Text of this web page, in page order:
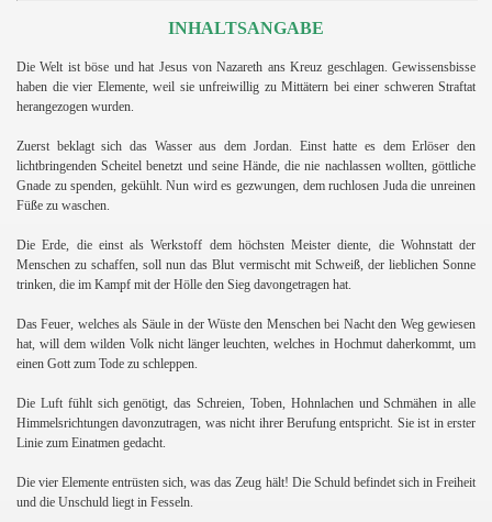
INHALTSANGABE
Die Welt ist böse und hat Jesus von Nazareth ans Kreuz geschlagen. Gewissensbisse
haben die vier Elemente, weil sie unfreiwillig zu Mittätern bei einer schweren Straftat
herangezogen wurden.
Zuerst beklagt sich das Wasser aus dem Jordan. Einst hatte es dem Erlöser den
lichtbringenden Scheitel benetzt und seine Hände, die nie nachlassen wollten, göttliche
Gnade zu spenden, gekühlt. Nun wird es gezwungen, dem ruchlosen Juda die unreinen
Füße zu waschen.
Die Erde, die einst als Werkstoff dem höchsten Meister diente, die Wohnstatt der
Menschen zu schaffen, soll nun das Blut vermischt mit Schweiß, der lieblichen Sonne
trinken, die im Kampf mit der Hölle den Sieg davongetragen hat.
Das Feuer, welches als Säule in der Wüste den Menschen bei Nacht den Weg gewiesen
hat, will dem wilden Volk nicht länger leuchten, welches in Hochmut daherkommt, um
einen Gott zum Tode zu schleppen.
Die Luft fühlt sich genötigt, das Schreien, Toben, Hohnlachen und Schmähen in alle
Himmelsrichtungen davonzutragen, was nicht ihrer Berufung entspricht. Sie ist in erster
Linie zum Einatmen gedacht.
Die vier Elemente entrüsten sich, was das Zeug hält! Die Schuld befindet sich in Freiheit
und die Unschuld liegt in Fesseln.